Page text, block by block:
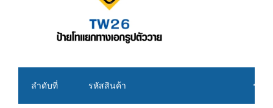
ลำดับที่ รหัสสินค้า ราย